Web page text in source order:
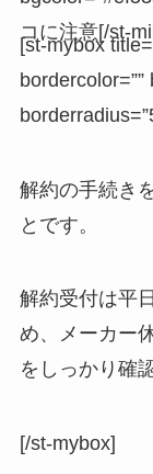
コに注意[/st-
[st-mybox
bordercolor=””
解約の手続き
とです。
解約受付は平
め、メーカー
をしっかり確
[/st-mybox]